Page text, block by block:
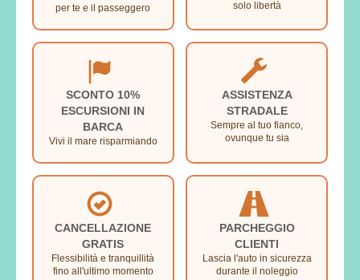
per te e il passeggero
solo libertà
SCONTO 10%
ESCURSIONI IN
BARCA
Vivi il mare risparmiando
ASSISTENZA
STRADALE
Sempre al tuo fianco,
ovunque tu sia
CANCELLAZIONE
GRATIS
Flessibilità e tranquillità
fino all'ultimo momento
PARCHEGGIO
CLIENTI
Lascia l'auto in sicurezza
durante il noleggio